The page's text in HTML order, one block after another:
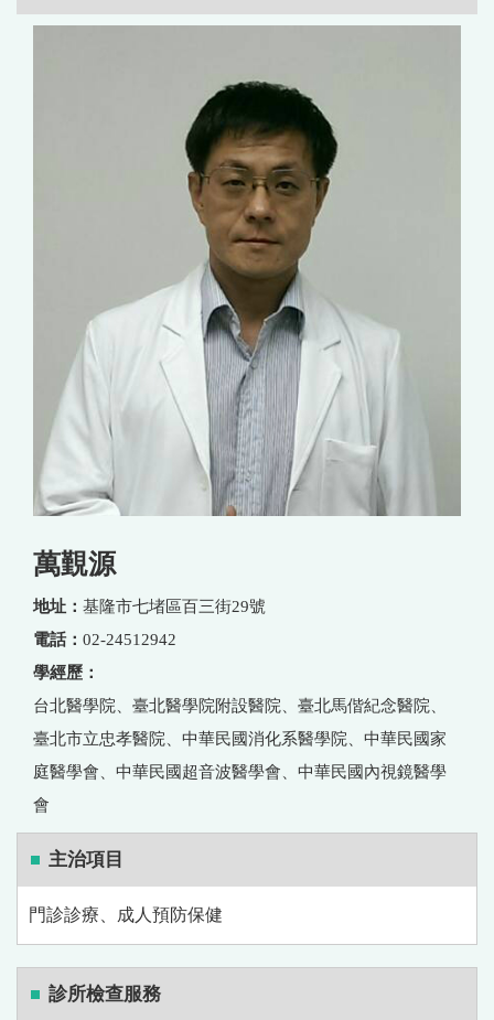
萬覲源
地址： 基隆市七堵區百三街29號
電話： 02-24512942
學經歷：
台北醫學院、臺北醫學院附設醫院、臺北馬偕紀念醫院、
臺北市立忠孝醫院、中華民國消化系醫學院、中華民國家
庭醫學會、中華民國超音波醫學會、中華民國內視鏡醫學
會
主治項目
門診診療、成人預防保健
診所檢查服務